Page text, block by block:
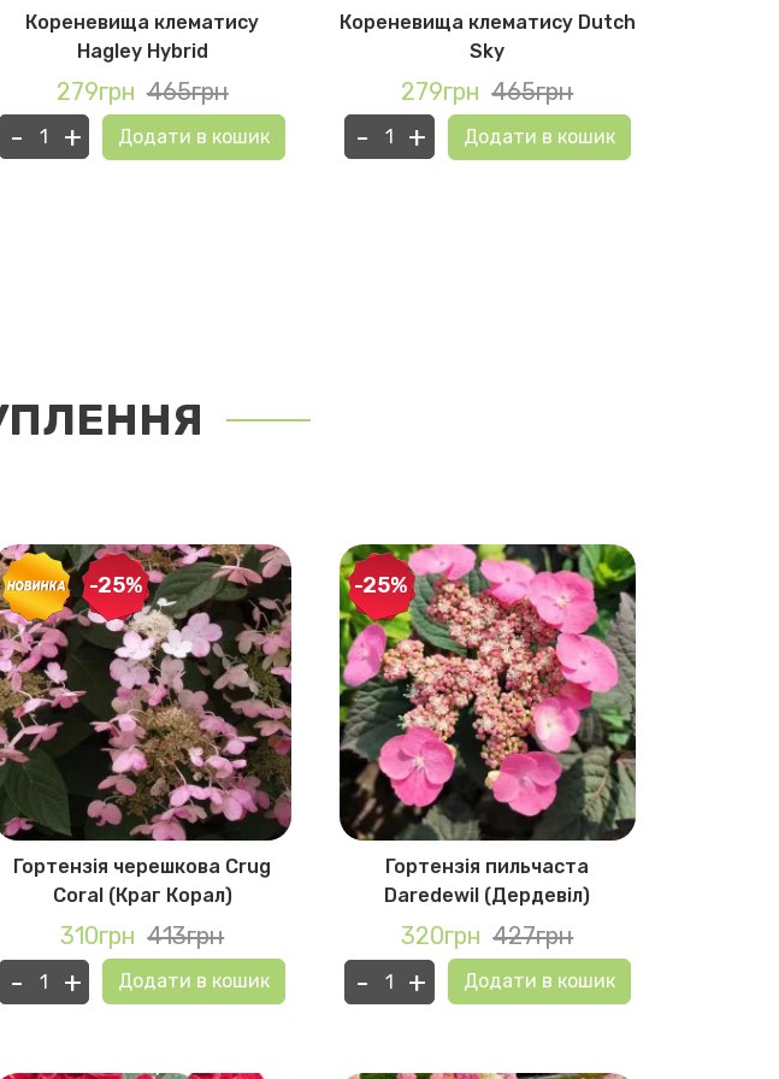
Кореневища клематису
Hagley Hybrid
279грн 465грн
- + Додати в кошик
Кореневища клематису Dutch
Sky
279грн 465грн
- + Додати в кошик
-25%
Гортензія черешкова Crug
Coral (Краг Корал)
310грн 413грн
- + Додати в кошик
-25%
Гортензія пильчаста
Daredewil (Дердевіл)
320грн 427грн
- + Додати в кошик